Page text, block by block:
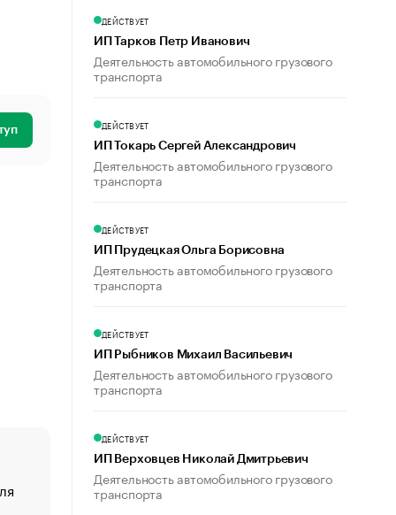
«От спорта тело стареет иначе». Как живет глава
создавшей GTA
ДЕЙСТВУЕТ
ИП Тарков Петр Иванович
Деятельность автомобильного грузового
транспорта
ДЕЙСТВУЕТ
ИП Токарь Сергей Александрович
Деятельность автомобильного грузового
транспорта
ДЕЙСТВУЕТ
ИП Прудецкая Ольга Борисовна
Деятельность автомобильного грузового
транспорта
ДЕЙСТВУЕТ
ИП Рыбников Михаил Васильевич
Деятельность автомобильного грузового
транспорта
ДЕЙСТВУЕТ
ИП Верховцев Николай Дмитрьевич
Деятельность автомобильного грузового
транспорта